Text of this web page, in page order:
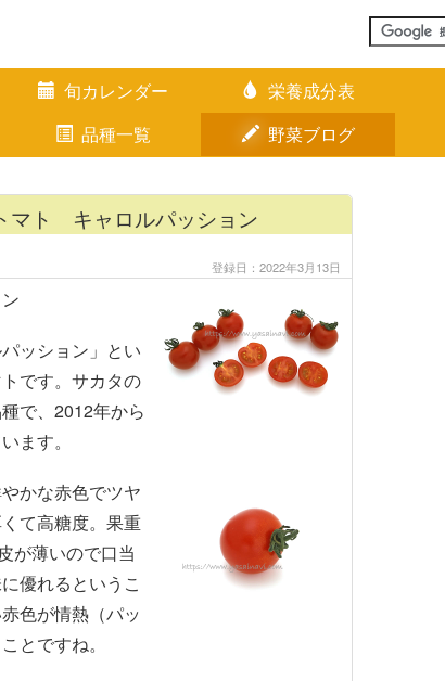
旬カレンダー 栄養成分表
品種一覧 野菜ブログ
マト キャロルパッション
登録日：2022年3月13日
ッション」とい
です。サカタの
で、2012年から
ます。
かな赤色でツヤ
て高糖度。果重
が薄いので口当
優れるというこ
色が情熱（パッ
とですね。